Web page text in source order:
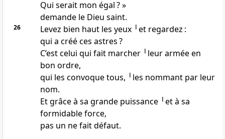
Qui serait mon égal ? »
demande le Dieu saint.
26
Levez bien haut les yeux ╵et regardez :
qui a créé ces astres ?
C’est celui qui fait marcher ╵leur armée en
bon ordre,
qui les convoque tous, ╵les nommant par leur
nom.
Et grâce à sa grande puissance ╵et à sa
formidable force,
pas un ne fait défaut.